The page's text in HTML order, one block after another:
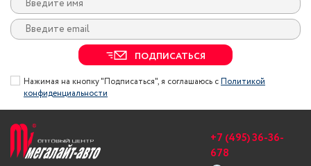
ПОДПИСАТЬСЯ
Нажимая на кнопку "Подписаться", я соглашаюсь сПолитикой
конфиденциальности
+7 (495) 36-36-
678